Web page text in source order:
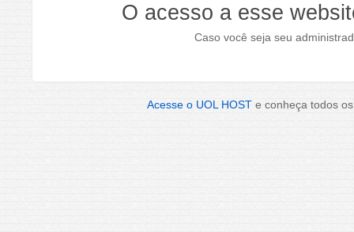
O acesso a esse
Caso você seja seu
Acesse o UOL HOST e conheça todos